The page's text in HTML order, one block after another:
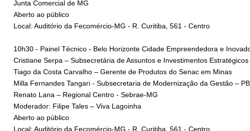
Junta Comercial de MG
Aberto ao público
Local: Auditório da Fecomércio-MG - R. Curitiba, 561 - Centro
10h30 - Painel Técnico - Belo Horizonte Cidade Empreendedora
Cristiane Serpa – Subsecretária de Assuntos e Investimentos Estratégicos
Tiago da Costa Carvalho – Gerente de Produtos do Senac em Minas
Milla Fernandes Tangari - Subsecretaria de Modernização da Gestão –
Renato Lana – Regional Centro - Sebrae-MG
Moderador: Filipe Tales – Viva Lagoinha
Aberto ao público
Local: Auditório da Fecomércio-MG - R. Curitiba, 561 - Centro